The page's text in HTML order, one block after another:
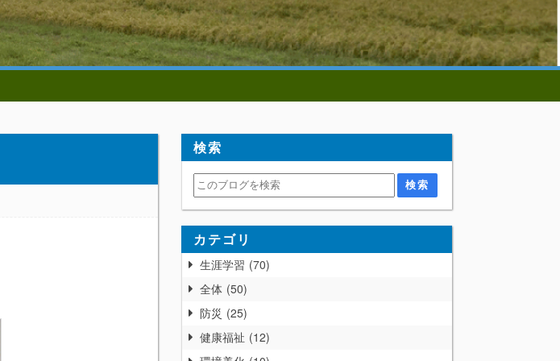
検索
カテゴリ
生涯学習 70
全体 50
防災 25
健康福祉 12